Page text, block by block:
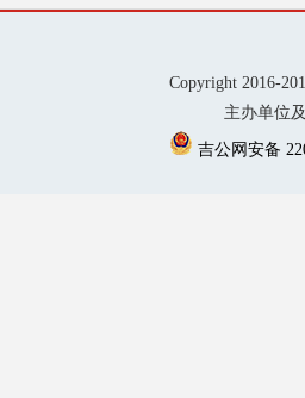
Copyright 2016-
主办单位
吉公网安备